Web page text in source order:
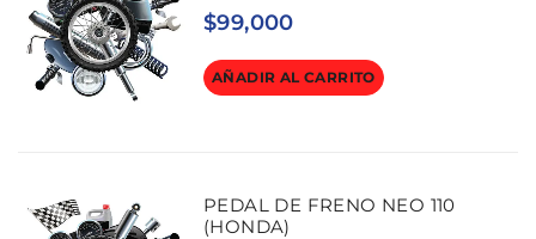
$99,000
AÑADIR AL CARRITO
PEDAL DE FRENO NEO 110
(HONDA)